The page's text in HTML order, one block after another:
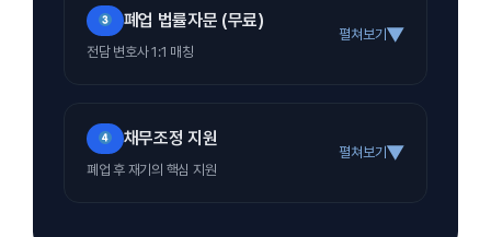
폐업 법률자문 (무료)
전담 변호사 1:1 매칭
펼쳐보기 ▼
채무조정 지원
폐업 후 재기의 핵심 지원
펼쳐보기 ▼